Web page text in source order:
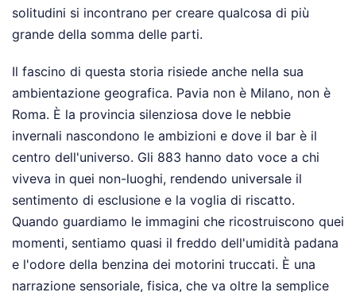
solitudini si incontrano per creare qualcosa di più
grande della somma delle parti.
Il fascino di questa storia risiede anche nella sua
ambientazione geografica. Pavia non è Milano, non è
Roma. È la provincia silenziosa dove le nebbie
invernali nascondono le ambizioni e dove il bar è il
centro dell'universo. Gli 883 hanno dato voce a chi
viveva in quei non-luoghi, rendendo universale il
sentimento di esclusione e la voglia di riscatto.
Quando guardiamo le immagini che ricostruiscono quei
momenti, sentiamo quasi il freddo dell'umidità padana
e l'odore della benzina dei motorini truccati. È una
narrazione sensoriale, fisica, che va oltre la semplice